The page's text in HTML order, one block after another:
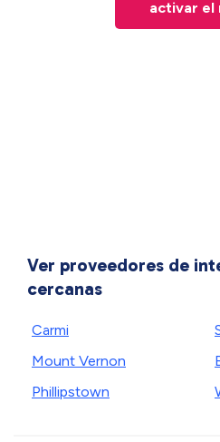
activar el
Ver proveedores de
cercanas
Carmi
Mount Vernon
Phillipstown